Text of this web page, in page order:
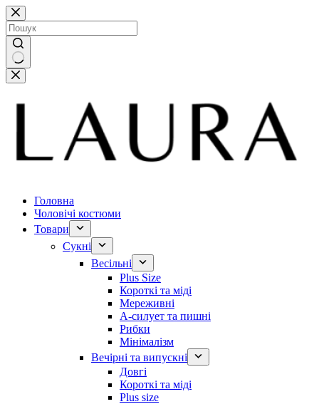
Перейти
до
вмісту
Немає
результатів
Головна
Чоловічі костюми
Товари
Сукні
Весільні
Plus Size
Короткі та міді
Мереживні
А-силует та пишні
Рибки
Мінімалізм
Вечірні та випускні
Довгі
Короткі та міді
Plus size